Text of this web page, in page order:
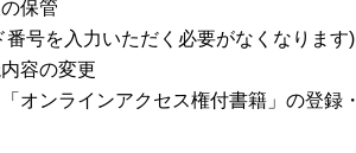
保管
号を入力いただく必要がなくなります)
容の変更
オンラインアクセス権付書籍」の登録